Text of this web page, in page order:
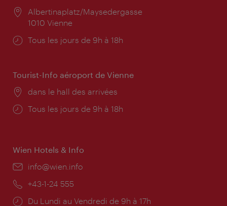
Lieu:
Albertinaplatz/Maysedergasse
1010 Vienne
Horaires
Tous les jours de 9h à 18h
Tourist-Info aéroport de Vienne
Lieu:
dans le hall des arrivées
Horaires
Tous les jours de 9h à 18h
Wien Hotels & Info
E-
info@wien.info
Téléphone:
+43-1-24 555
Horaires
Du Lundi au Vendredi de 9h à 17h